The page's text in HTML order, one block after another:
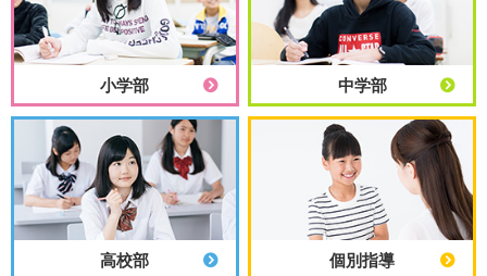
小学部 中学部
高校部 個別指導